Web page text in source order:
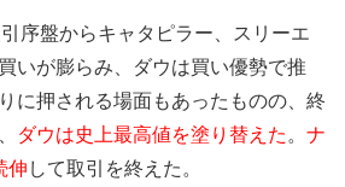
序盤からキャタピラー、スリーエ
いが膨らみ、ダウは買い優勢で推
に押される場面もあったものの、終
ダウは史上最高値を塗り替えた 。 ナ
伸 して取引を終えた。